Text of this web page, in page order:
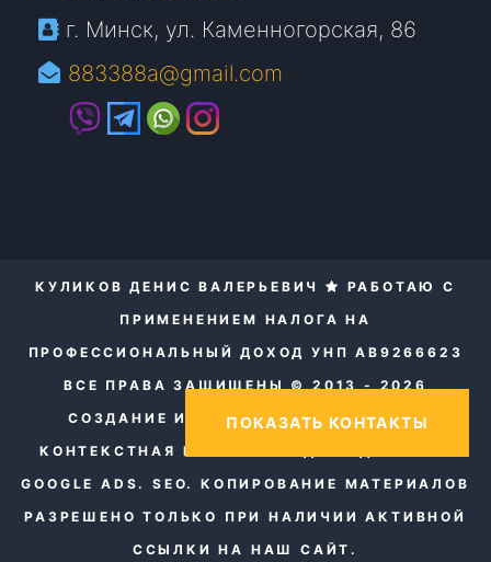
г. Минск, ул. Каменногорская, 86
883388a@gmail.com
КУЛИКОВ ДЕНИС ВАЛЕРЬЕВИЧ
РАБОТАЮ С
ПРИМЕНЕНИЕМ НАЛОГА НА
ПРОФЕССИОНАЛЬНЫЙ ДОХОД УНП AB9266623
ВСЕ ПРАВА ЗАЩИЩЕНЫ © 2013 - 2026
СОЗДАНИЕ И ПРОДВИЖЕНИЕ САЙТОВ.
КОНТЕКСТНАЯ РЕКЛАМА ЯНДЕКС ДИРЕКТ И
GOOGLE ADS. SEO. КОПИРОВАНИЕ МАТЕРИАЛОВ
РАЗРЕШЕНО ТОЛЬКО ПРИ НАЛИЧИИ АКТИВНОЙ
ССЫЛКИ НА НАШ САЙТ.
ПОКАЗАТЬ КОНТАКТЫ